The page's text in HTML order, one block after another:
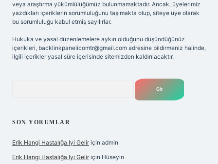
veya araştırma yükümlülüğümüz bulunmamaktadır. Ancak, üyelerimiz
yazdıkları içeriklerin sorumluluğunu taşımakta olup, siteye üye olarak
bu sorumluluğu kabul etmiş sayılırlar.
Hukuka ve yasal düzenlemelere aykırı olduğunu düşündüğünüz
içerikleri, backlinkpanelicomtr@gmail.com adresine bildirmeniz halinde,
ilgili içerikler yasal süre içerisinde sitemizden kaldırılacaktır.
SON YORUMLAR
Erik Hangi Hastalığa Iyi Gelir için admin
Erik Hangi Hastalığa Iyi Gelir için Hüseyin